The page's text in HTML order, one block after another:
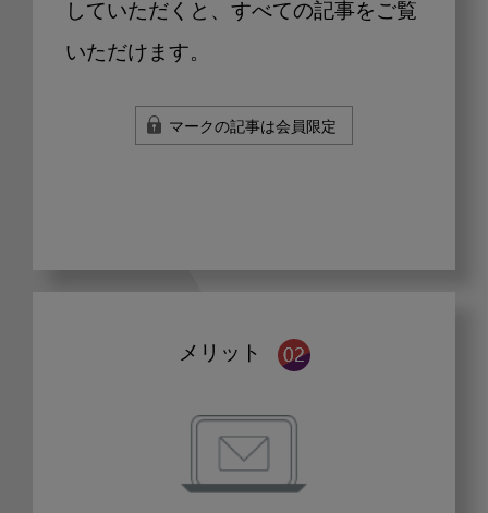
していただくと、すべての記事をご覧
いただけます。
マークの記事は会員限定
メリット